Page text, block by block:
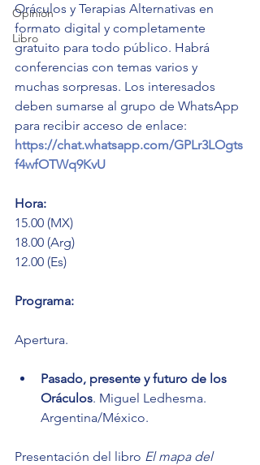
Opinión
Libro
Oráculos y Terapias Alternativas en
formato digital y completamente
gratuito para todo público. Habrá
conferencias con temas varios y
muchas sorpresas. Los interesados
deben sumarse al grupo de WhatsApp
para recibir acceso de enlace:
https://chat.whatsapp.com/GPLr3LOgts
f4wfOTWq9KvU
Hora:
15.00 (MX)
18.00 (Arg)
12.00 (Es)
Programa:
Apertura.
Pasado, presente y futuro de los
Oráculos. Miguel Ledhesma.
Argentina/México.
Presentación del libro El mapa del